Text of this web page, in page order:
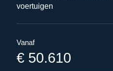
voertuigen
Vanaf
€ 50.610